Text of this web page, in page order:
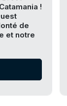
!
de
et notre